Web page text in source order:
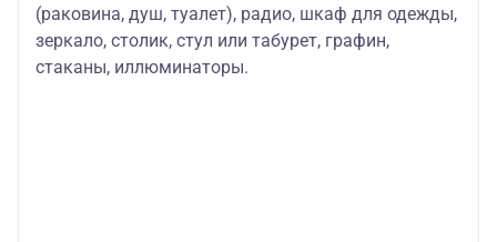
(раковина, душ, туалет), радио, шкаф для одежды,
зеркало, столик, стул или табурет, графин,
стаканы, иллюминаторы.